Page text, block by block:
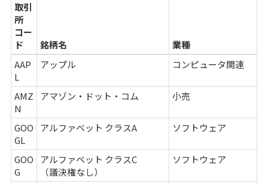
取引
所
コー
ド
銘柄名
業種
AAP
L
アップル コンピュータ関連
AMZ
N
アマゾン・ドット・コム 小売
GOO
GL
アルファベット クラスA ソフトウェア
GOO
G
アルファベット クラスC
（議決権なし）
ソフトウェア